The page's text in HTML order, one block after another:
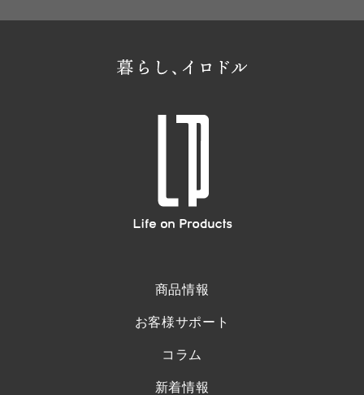
商品情報
お客様サポート
コラム
新着情報